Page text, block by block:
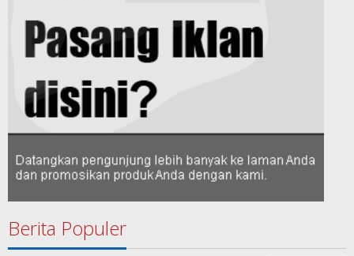
Berita Populer